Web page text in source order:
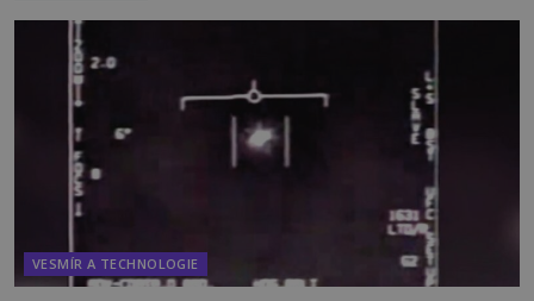
zvané Cydonie totiž zachytí podivný útvar
připomínající lidskou tvář. NASA (Národní úřad
VESMÍR A TECHNOLOGIE